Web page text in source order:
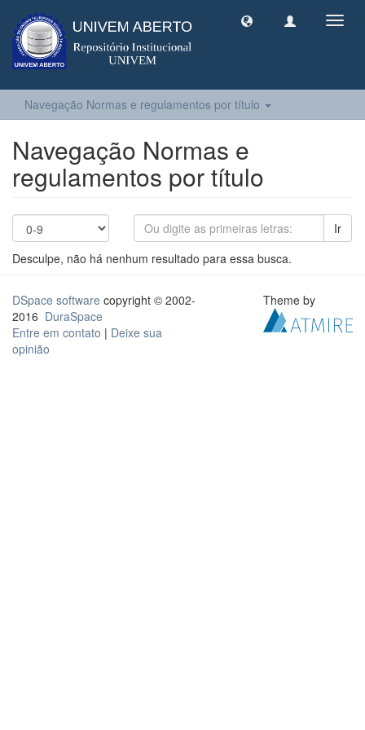
Navegação Normas e regulamentos por título
Navegação Normas e
regulamentos por título
Ir
Desculpe, não há nenhum resultado para essa busca.
DSpace software copyright © 2002-
2016 DuraSpace
Entre em contato | Deixe sua
opinião
Theme by